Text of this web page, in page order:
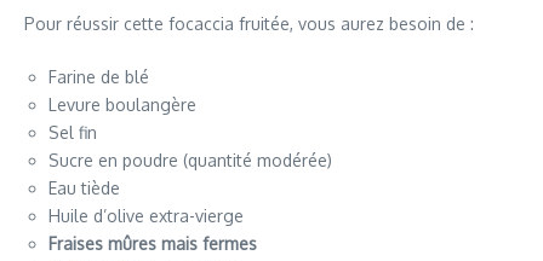
Pour réussir cette focaccia fruitée, vous aurez besoin de :
Farine de blé
Levure boulangère
Sel fin
Sucre en poudre (quantité modérée)
Eau tiède
Huile d’olive extra-vierge
Fraises mûres mais fermes